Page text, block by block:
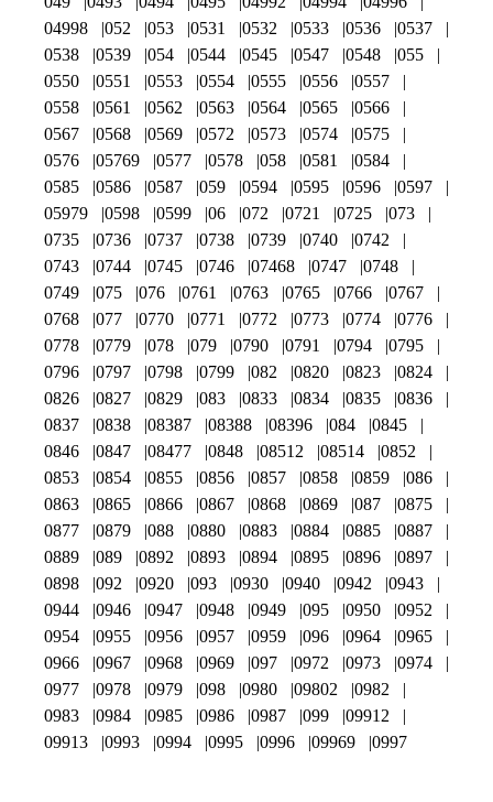
04998
052 053 0531 0532 0533 0536
0537
0538
0539 054 0544 0545 0547 0548
055
0550
0551 0553 0554 0555 0556
0557
0558
0561 0562 0563 0564 0565
0566
0567
0568 0569 0572 0573 0574
0575
0576
05769 0577 0578 058 0581
0584
0585
0586 0587 059 0594 0595 0596
0597
05979
0598 0599 06 072 0721 0725
073
0735
0736 0737 0738 0739 0740
0742
0743
0744 0745 0746 07468 0747
0748
0749
075 076 0761 0763 0765 0766
0767
0768
077 0770 0771 0772 0773 0774
0776
0778
0779 078 079 0790 0791 0794
0795
0796
0797 0798 0799 082 0820 0823
0824
0826
0827 0829 083 0833 0834 0835
0836
0837
0838 08387 08388 08396 084
0845
0846
0847 08477 0848 08512 08514
0852
0853
0854 0855 0856 0857 0858 0859
086
0863
0865 0866 0867 0868 0869 087
0875
0877
0879 088 0880 0883 0884 0885
0887
0889
089 0892 0893 0894 0895 0896
0897
0898
092 0920 093 0930 0940 0942
0943
0944
0946 0947 0948 0949 095 0950
0952
0954
0955 0956 0957 0959 096 0964
0965
0966
0967 0968 0969 097 0972 0973
0974
0977
0978 0979 098 0980 09802
0982
0983
0984 0985 0986 0987 099
09912
09913
0993 0994 0995 0996 09969 0997